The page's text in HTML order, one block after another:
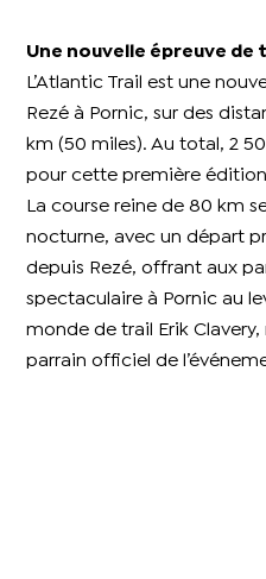
Une nouvelle épreuve
L’Atlantic Trail est une
Rezé à Pornic, sur des
km (50 miles). Au total, 2
pour cette première
La course reine de 80 km
nocturne, avec un départ
depuis Rezé, offrant aux
spectaculaire à Pornic au
monde de trail Erik
parrain officiel de